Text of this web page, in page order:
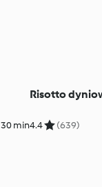
30 min
Risotto
4.4 (639)